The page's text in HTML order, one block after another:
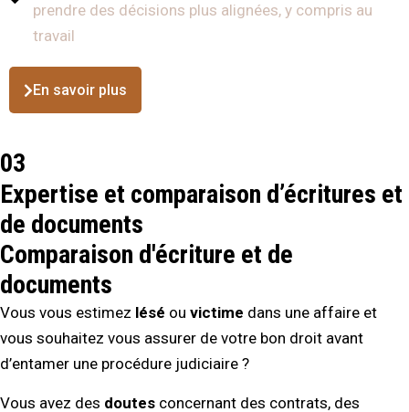
prendre des décisions plus alignées, y compris au
travail
En savoir plus
03
Expertise et comparaison d’écritures et
de documents
Comparaison d'écriture et de
documents
Vous vous estimez lésé ou victime dans une affaire et
vous souhaitez vous assurer de votre bon droit avant
d’entamer une procédure judiciaire ?
Vous avez des doutes concernant des contrats, des